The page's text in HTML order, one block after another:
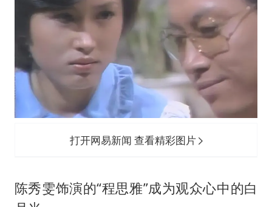
打开网易新闻 查看精彩图片
陈秀雯饰演的“程思雅”成为观众心中的白